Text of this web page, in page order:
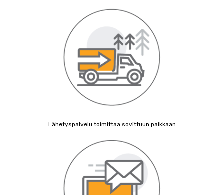
Lähetyspalvelu toimittaa sovittuun paikkaan